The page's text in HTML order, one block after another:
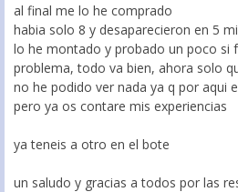
al final me lo he comprado
habia solo 8 y desaparecieron en 5
lo he montado y probado un poco si
problema, todo va bien, ahora solo
no he podido ver nada ya q por aqui
pero ya os contare mis experiencias
ya teneis a otro en el bote
un saludo y gracias a todos por las